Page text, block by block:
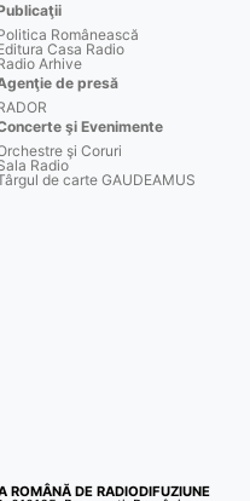
Românească
Casa Radio
Arhive
de presă
şi Evenimente
şi Coruri
Radio
de carte GAUDEAMUS
DE RADIODIFUZIUNE